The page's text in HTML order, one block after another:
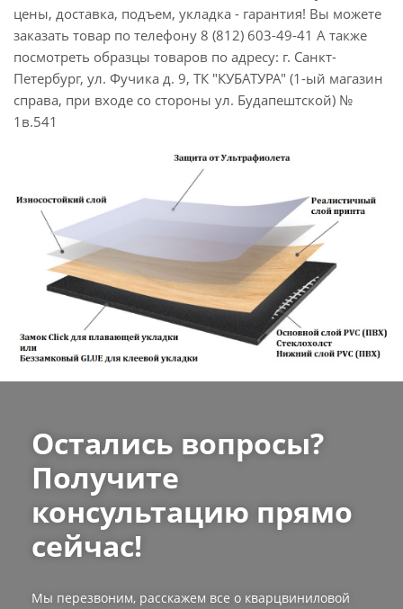
цены, доставка, подъем, укладка - гарантия! Вы можете
заказать товар по телефону 8 (812) 603-49-41 А также
посмотреть образцы товаров по адресу: г. Санкт-
Петербург, ул. Фучика д. 9, ТК "КУБАТУРА" (1-ый магазин
справа, при входе со стороны ул. Будапештской) №
1в.541
Остались вопросы?
Получите
консультацию прямо
сейчас!
Мы перезвоним, расскажем все о кварцвиниловой